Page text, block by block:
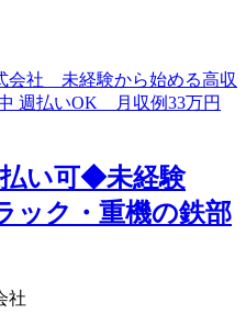
払い可◆未経験
ック・重機の鉄部
社